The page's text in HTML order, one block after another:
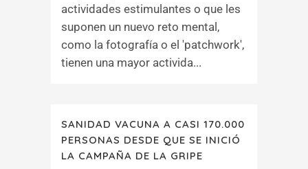
actividades estimulantes o que les
suponen un nuevo reto mental,
como la fotografía o el 'patchwork',
tienen una mayor activida...
SANIDAD VACUNA A CASI 170.000
PERSONAS DESDE QUE SE INICIÓ
LA CAMPAÑA DE LA GRIPE